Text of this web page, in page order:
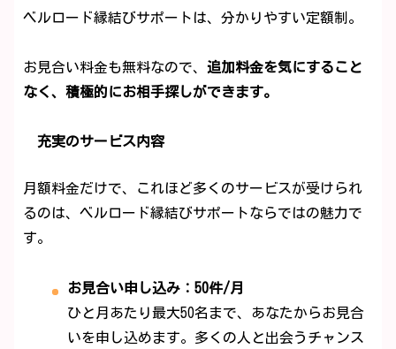
ベルロード縁結びサポートは、分かりやすい定額制。
お見合い料金も無料なので、 追加料金を気にすること
なく、積極的にお相手探しができます。
充実のサービス内容
月額料金だけで、これほど多くのサービスが受けられ
るのは、ベルロード縁結びサポートならではの魅力で
す。
お見合い申し込み：50件/月
ひと月あたり最大50名まで、あなたからお見合
いを申し込めます。多くの人と出会うチャンス